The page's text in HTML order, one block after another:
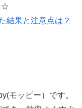
☆
結果と注意点は？
モッピー）です。